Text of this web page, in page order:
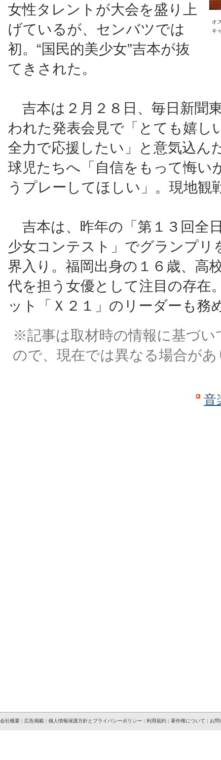
オ
キ
女性タレントが大会を盛り上
げているが、センバツでは
初。“国民的美少女”吉本が抜
てきされた。
吉本は２月２８日、毎日新聞
われた発表会見で「とても嬉し
全力で応援したい」と意気込ん
球児たちへ「自信をもって悔い
うプレーしてほしい」。現地観
吉本は、昨年の「第１３回全
少女コンテスト」でグランプリ
界入り。福岡出身の１６歳、高
代を担う女優として注目の存在
ット「Ｘ２１」のリーダーも務
※記事は取材時の情報に基づい
ので、現在では異なる場合が
音
会社概要 | 広告掲載 | 個人情報保護方針とプライバシーポリシー | 利用規約 | 著作権について | お問